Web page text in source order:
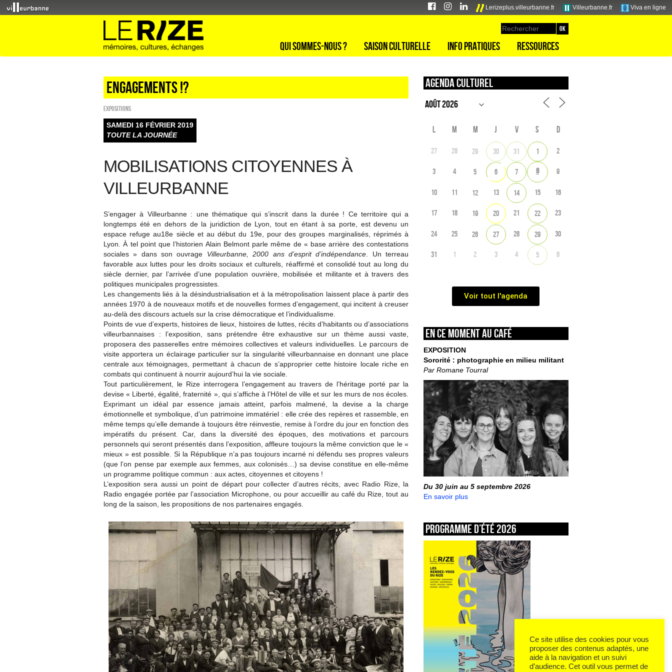
Lerizeplus.villeurbanne.fr Villeurbanne.fr Viva en ligne
Qui sommes-nous ? Saison culturelle Info pratiques Ressources
Engagements !?
EXPOSITIONS
SAMEDI 16 FÉVRIER 2019
TOUTE LA JOURNÉE
MOBILISATIONS CITOYENNES À
VILLEURBANNE
S’engager à Villeurbanne : une thématique qui s’inscrit dans la durée ! Ce territoire qui a
longtemps été en dehors de la juridiction de Lyon, tout en étant à sa porte, est devenu un
espace refuge au18e siècle et au début du 19e, pour des groupes marginalisés, réprimés à
Lyon. À tel point que l’historien Alain Belmont parle même de « base arrière des contestations
sociales » dans son ouvrage Villeurbanne, 2000 ans d’espritd’indépendance . Un terreau
favorable aux luttes pour les droits sociaux et culturels, réaffirmé et consolidé tout au long du
siècle dernier, par l’arrivée d’une population ouvrière, mobilisée et militante et à travers des
politiques municipales progressistes.
Les changements liés à la désindustrialisation et à la métropolisation laissent place à partir des
années 1970 à de nouveaux motifs et de nouvelles formes d’engagement, qui incitent à creuser
au-delà des discours actuels sur la crise démocratique et l’individualisme.
Points de vue d’experts, histoires de lieux, histoires de luttes, récits d’habitants ou d’associations
villeurbannaises : l’exposition, sans prétendre être exhaustive sur un thème aussi vaste,
proposera des passerelles entre mémoires collectives et valeurs individuelles. Le parcours de
visite apportera un éclairage particulier sur la singularité villeurbannaise en donnant une place
centrale aux témoignages, permettant à chacun de s’approprier cette histoire locale riche en
combats qui continuent à nourrir aujourd’hui la vie sociale.
Tout particulièrement, le Rize interrogera l’engagement au travers de l’héritage porté par la
devise « Liberté, égalité, fraternité », qui s’affiche à l’Hôtel de ville et sur les murs de nos écoles.
Exprimant un idéal par essence jamais atteint, parfois malmené, la devise a la charge
émotionnelle et symbolique, d’un patrimoine immatériel : elle crée des repères et rassemble, en
même temps qu’elle demande à toujours être réinvestie, remise à l’ordre du jour en fonction des
impératifs du présent. Car, dans la diversité des époques, des motivations et parcours
personnels qui seront présentés dans l’exposition, affleure toujours la même conviction que le «
mieux » est possible. Si la République n’a pas toujours incarné ni défendu ses propres valeurs
(que l’on pense par exemple aux femmes, aux colonisés…) sa devise constitue en elle-même
un programme politique commun : aux actes, citoyennes et citoyens !
L’exposition sera aussi un point de départ pour collecter d’autres récits, avec Radio Rize, la
Radio engagée portée par l’association Microphone, ou pour accueillir au café du Rize, tout au
long de la saison, les propositions de nos partenaires engagés.
Agenda culturel
L M M J V S D
27 28 29 30 31 1 2
3 4 5 6 7 8 9
10 11 12 13 14 15 16
17 18 19 20 21 22 23
24 25 26 27 28 29 30
31 1 2 3 4 5 6
Voir tout l'agenda
En ce moment au café
EXPOSITION
Sororité : photographie en milieu militant
Par Romane Tourral
Du 30 juin au 5 septembre 2026
En savoir plus
Programme d’été 2026
Ce site utilise des cookies pour vous
proposer des contenus adaptés, une
aide à la navigation et un suivi
d’audience. Cet outil vous permet de